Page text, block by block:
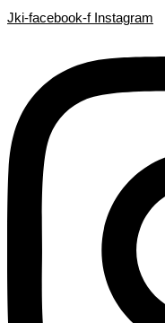
Ir
Jki-facebook-f Instagram
...
...